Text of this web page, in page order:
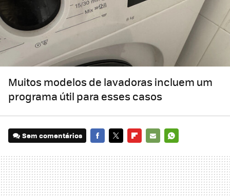
Muitos modelos de lavadoras incluem um
programa útil para esses casos
Sem comentários
MAIL